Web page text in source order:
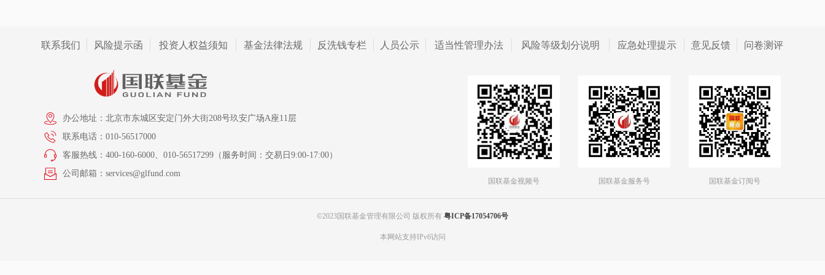
联系我们 风险提示函 投资人权益须知 基金法律法规 反洗钱专栏 人员公示 适当性管理办法 风险等级划分说明 应急处理提示 意见反馈 问卷测评
办公地址：北京市东城区安定门外大街208号玖安广场A座11层
联系电话：010-56517000
客服热线：400-160-6000、010-56517299（服务时间：交易日9:00-17:00）
公司邮箱：services@glfund.com
国联基金视频号 国联基金服务号 国联基金订阅号
©2023国联基金管理有限公司 版权所有 粤ICP备17054706号
本网站支持IPv6访问